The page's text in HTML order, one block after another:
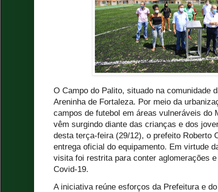
O Campo do Palito, situado na comunidade
Areninha de Fortaleza. Por meio da
campos de futebol em áreas vulneráveis do
vêm surgindo diante das crianças e dos
desta terça-feira (29/12), o prefeito Roberto
entrega oficial do equipamento. Em virtude
visita foi restrita para conter aglomerações
Covid-19.
A iniciativa reúne esforços da Prefeitura e